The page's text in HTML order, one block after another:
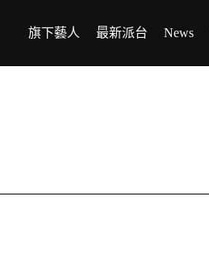
旗下藝人 最新派台 News